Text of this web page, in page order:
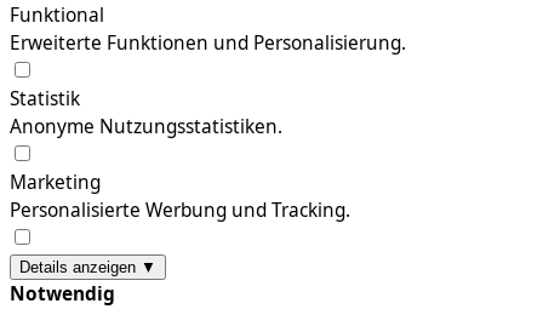
Funktional
Erweiterte Funktionen und Personalisierung.
Statistik
Anonyme Nutzungsstatistiken.
Marketing
Personalisierte Werbung und Tracking.
Details anzeigen ▼
Notwendig